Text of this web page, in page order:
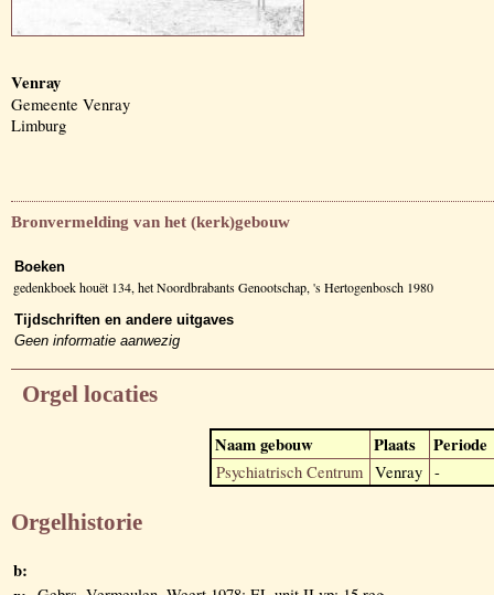
Venray
Gemeente Venray
Limburg
Bronvermelding van het (kerk)gebouw
Boeken
gedenkboek houët 134, het Noordbrabants Genootschap, 's Hertogenbosch 1980
Tijdschriften en andere uitgaves
Geen informatie aanwezig
Orgel locaties
Naam gebouw Plaats Periode
Psychiatrisch Centrum Venray -
Orgelhistorie
b: